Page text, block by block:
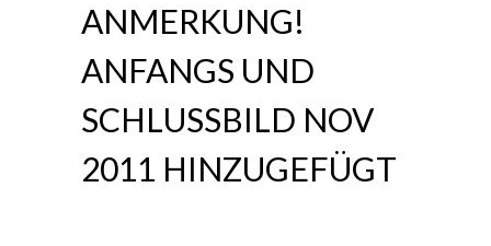
ANMERKUNG!
ANFANGS UND
SCHLUSSBILD NOV
2011 HINZUGEFÜGT